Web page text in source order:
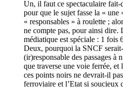
Un, il faut ce spectaculaire fait-
pour que le sujet fasse la « une
« responsables » à roulette ;
ne compte pas, pour ainsi dire.
médiatique est spéciale : 1 fois
Deux, pourquoi la SNCF
(ir)responsable des passages à
que traverse une voie ferrée, et
ces points noirs ne devrait-il
ferroviaire et l’Etat si soucieux